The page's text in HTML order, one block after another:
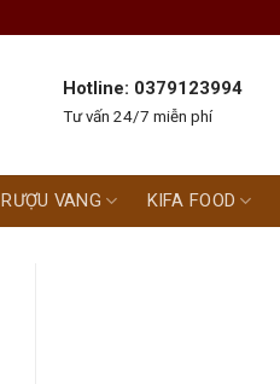
Hotline: 0379123994
Tư vấn 24/7 miễn phí
RƯỢU VANG KIFA FOOD